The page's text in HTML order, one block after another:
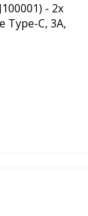
- 2x
Type-C, 3A,